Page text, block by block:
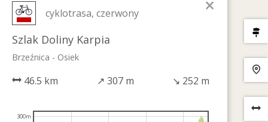
×
cyklotrasa, czerwony
Szlak Doliny Karpia
Brzeźnica - Osiek
46.5 km ↗ 307 m ↘ 252 m
300m